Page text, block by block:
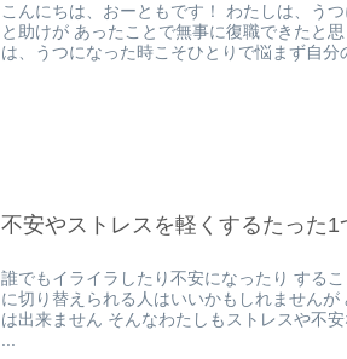
こんにちは、おーともです！ わたしは、う
と助けが あったことで無事に復職できたと
は、うつになった時こそひとりで悩まず自
不安やストレスを軽くするたった1
誰でもイライラしたり不安になったり する
に切り替えられる人はいいかもしれませんが
は出来ません そんなわたしもストレスや不